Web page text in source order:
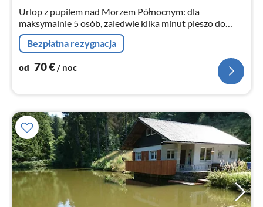
Urlop z pupilem nad Morzem Północnym: dla
maksymalnie 5 osób, zaledwie kilka minut pieszo do
plaży
Bezpłatna rezygnacja
od 70€/ noc